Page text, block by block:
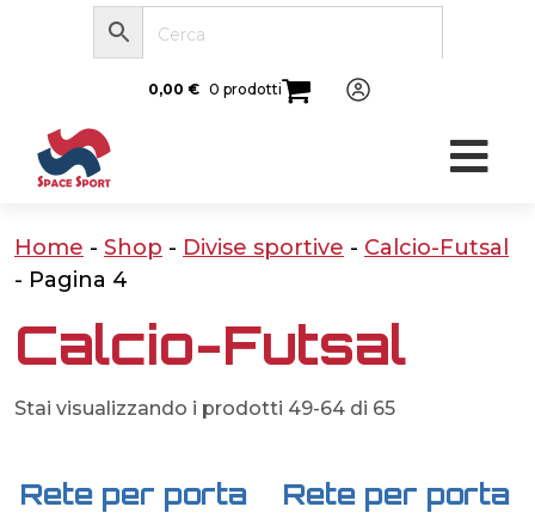
0,00 € 0 prodotti
Home - Shop - Divise sportive - Calcio-Futsal
- Pagina 4
Calcio-Futsal
Stai visualizzando i prodotti 49-64 di 65
Rete per porta
Rete per porta